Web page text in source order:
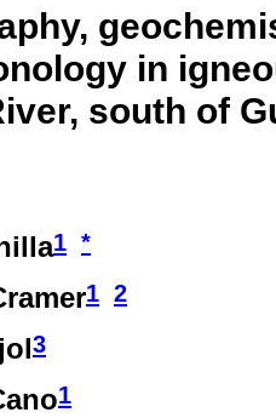
in
south of
1 *
1 2
3
1